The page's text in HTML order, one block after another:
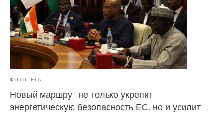
ФОТО: EPA
Новый маршрут не только укрепит
энергетическую безопасность ЕС, но и усилит